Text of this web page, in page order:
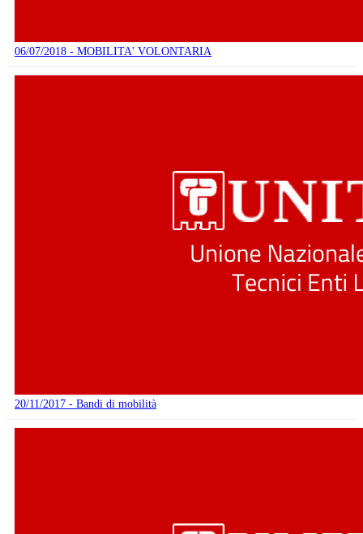
06/07/2018 - MOBILITA' VOLONTARIA
20/11/2017 - Bandi di mobilità